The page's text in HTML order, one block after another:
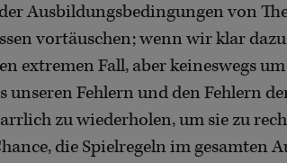
Ausbildungsbedingungen von
vortäuschen; wenn wir klar dazu
extremen Fall, aber keineswegs
unseren Fehlern und den Fehlern
zu wiederholen, um sie zu
die Spielregeln im gesamten